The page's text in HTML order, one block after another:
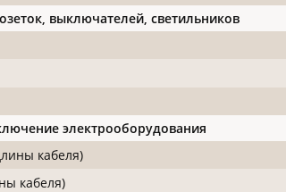
выключателей, светильников
электрооборудования
кабеля)
кабеля)